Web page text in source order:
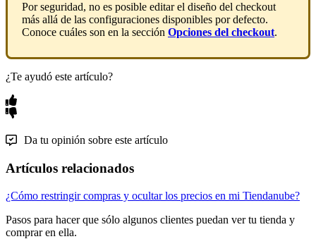
Por seguridad, no es posible editar el diseño del checkout
más allá de las configuraciones disponibles por defecto.
Conoce cuáles son en la sección Opciones del checkout.
¿Te ayudó este artículo?
Da tu opinión sobre este artículo
Artículos relacionados
¿Cómo restringir compras y ocultar los precios en mi Tiendanube?
Pasos para hacer que sólo algunos clientes puedan ver tu tienda y
comprar en ella.